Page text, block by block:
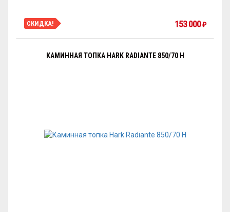
СКИДКА! 153 000₽
КАМИННАЯ ТОПКА HARK RADIANTE 850/70 H